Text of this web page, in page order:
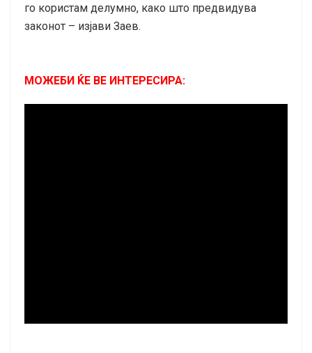
го користам делумно, како што предвидува
законот – изјави Заев.
МОЖЕБИ ЌЕ ВЕ ИНТЕРЕСИРА: